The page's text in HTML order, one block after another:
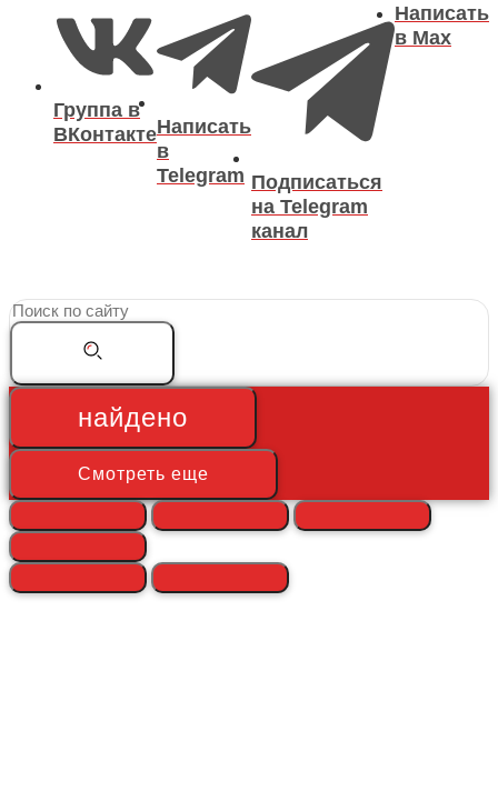
Группа в
ВКонтактеНаписать
в
Telegram Подписаться
на Telegram
канал
Написать
в Max
Search
...
найдено
Смотреть еще